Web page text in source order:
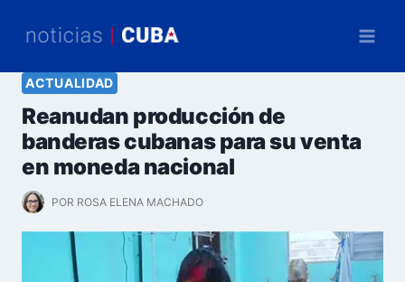
ACTUALIDAD
Reanudan producción de
banderas cubanas para su venta
en moneda nacional
POR ROSA ELENA MACHADO